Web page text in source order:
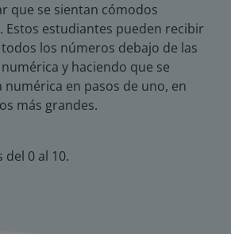
que se sientan cómodos
Estos estudiantes pueden recibir
los números debajo de las
y haciendo que se
numérica en pasos de uno, en
más grandes.
0 al 10.